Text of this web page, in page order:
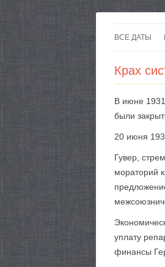
ВСЕ ДАТЫ
Крах
В июне
были
20 июня
Гувер,
мораторий
уплату
финансы